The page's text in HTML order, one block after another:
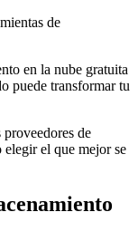
de
en la nube gratuita
puede transformar tu
de
el que mejor se